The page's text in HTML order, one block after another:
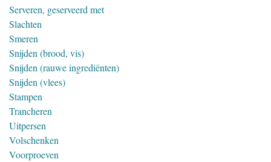
Serveren, geserveerd met
Slachten
Smeren
Snijden (brood, vis)
Snijden (rauwe ingrediënten)
Snijden (vlees)
Stampen
Trancheren
Uitpersen
Volschenken
Voorproeven